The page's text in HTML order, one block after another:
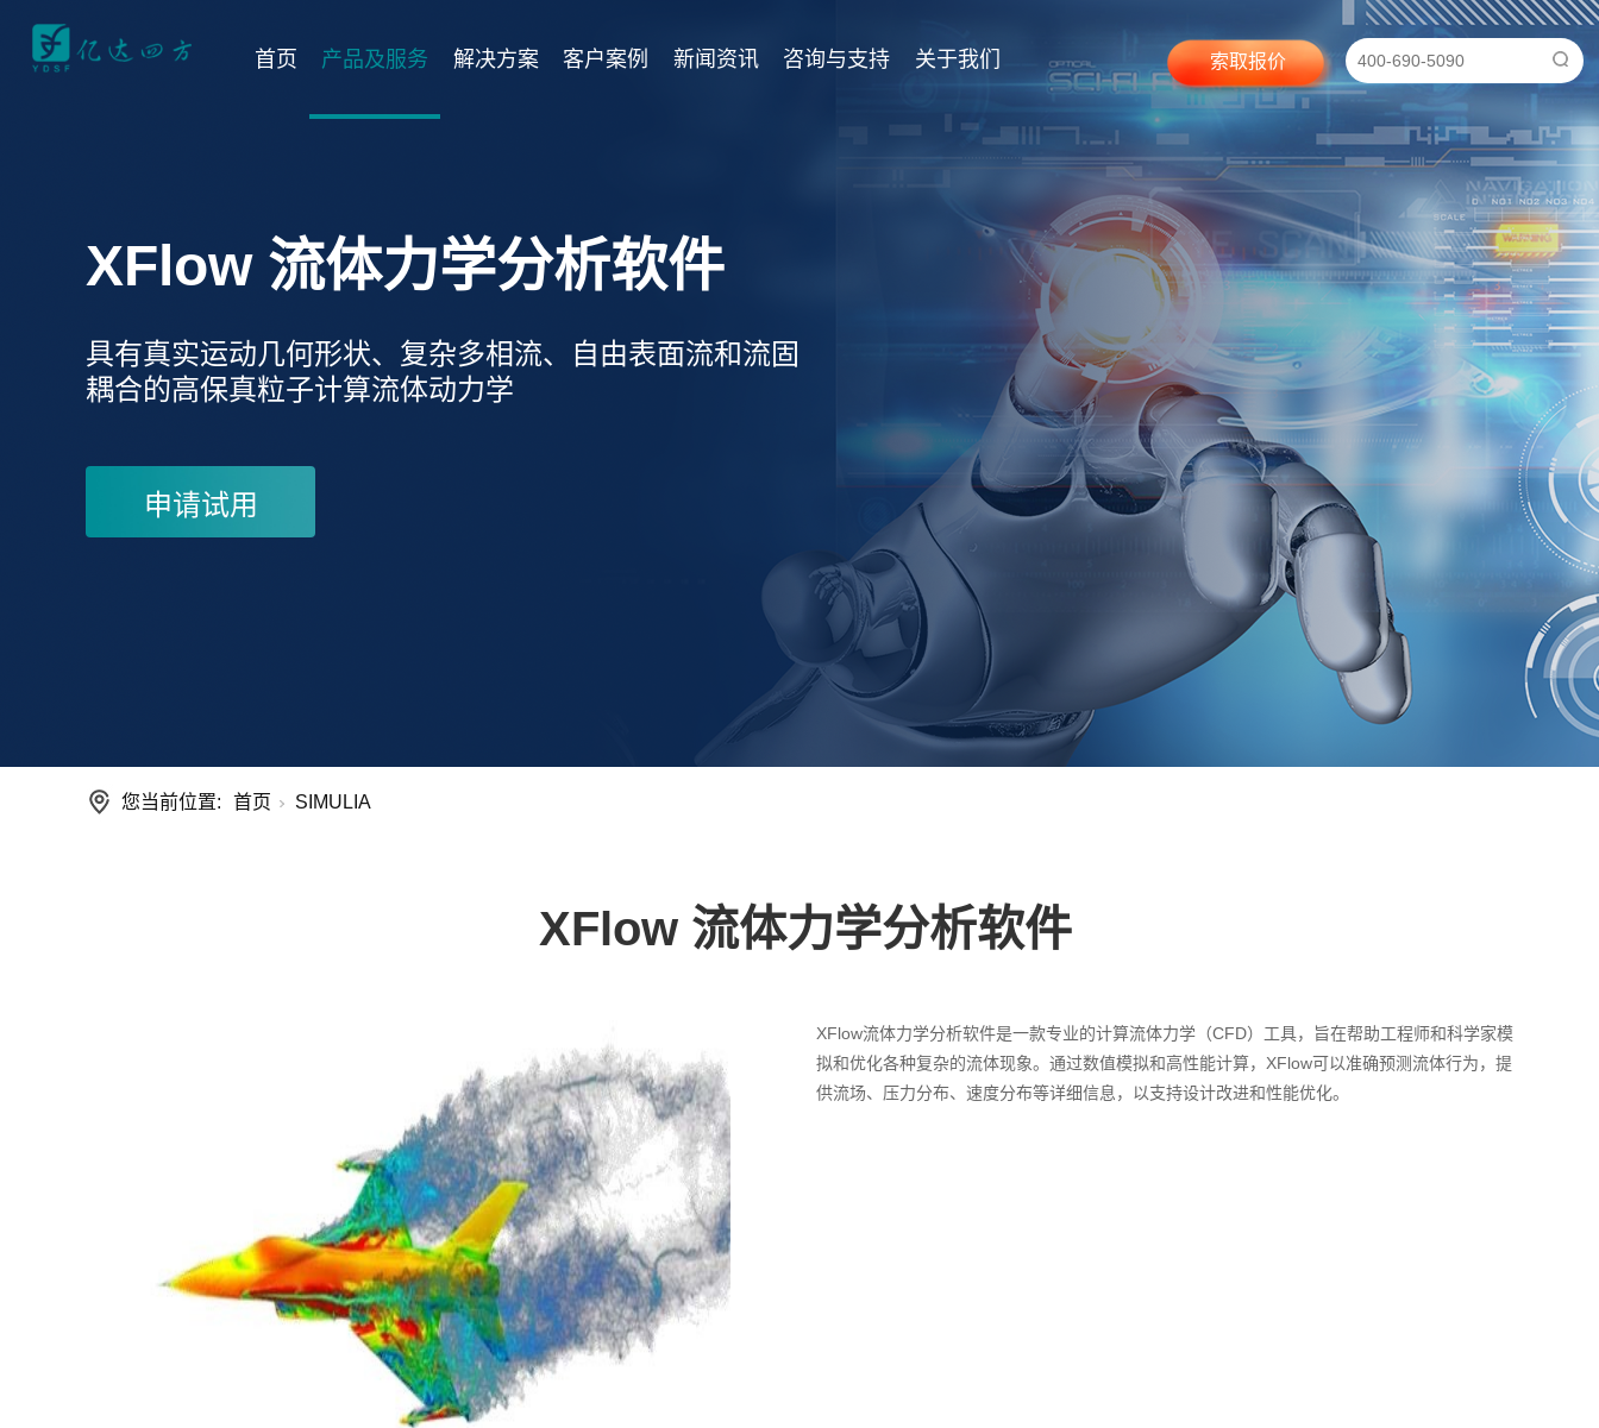
首页 产品及服务 解决方案 客户案例 新闻资讯 咨询与支持 关于我们
XFlow 流体力学分析软件
具有真实运动几何形状、复杂多相流、自由表面流和流固
耦合的高保真粒子计算流体动力学
您当前位置: 首页 SIMULIA
XFlow 流体力学分析软件
XFlow流体力学分析软件是一款专业的计算流体力学（CFD）工具，旨在帮助工程师和科学家模
拟和优化各种复杂的流体现象。通过数值模拟和高性能计算，XFlow可以准确预测流体行为，提
供流场、压力分布、速度分布等详细信息，以支持设计改进和性能优化。